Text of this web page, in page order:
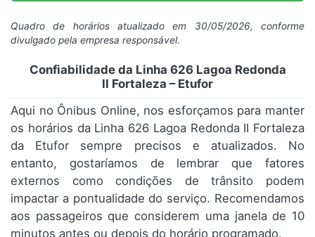
Quadro de horários atualizado em 30/05/2026, conforme
divulgado pela empresa responsável.
Confiabilidade da Linha 626 Lagoa Redonda
II Fortaleza – Etufor
Aqui no Ônibus Online, nos esforçamos para manter
os horários da Linha 626 Lagoa Redonda II Fortaleza
da Etufor sempre precisos e atualizados. No
entanto, gostaríamos de lembrar que fatores
externos como condições de trânsito podem
impactar a pontualidade do serviço. Recomendamos
aos passageiros que considerem uma janela de 10
minutos antes ou depois do horário programado.